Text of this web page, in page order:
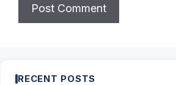
RECENT POSTS